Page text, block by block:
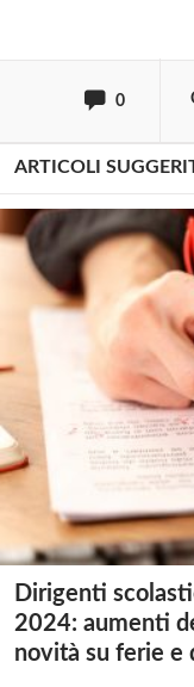
0
ARTICOLI
Dirigenti
2024: aumenti
novità su ferie e